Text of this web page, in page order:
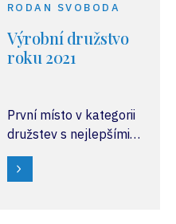
RODAN SVOBODA
Výrobní družstvo
roku 2021
První místo v kategorii
družstev s nejlepšími
ekonomickými výsledky
obhájilo